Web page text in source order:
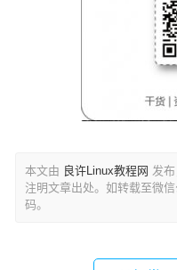
本文由 良许Linux教程网 发
注明文章出处。如转载至微
码。